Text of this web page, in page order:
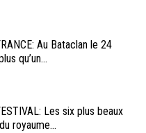
Au Bataclan le 24
qu’un...
Les six plus beaux
royaume...